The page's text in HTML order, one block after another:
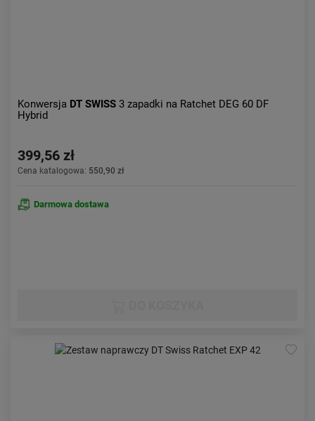
Konwersja DT SWISS 3 zapadki na Ratchet DEG 60 DF
Hybrid
399,56 zł
Cena katalogowa: 550,90 zł
Darmowa dostawa